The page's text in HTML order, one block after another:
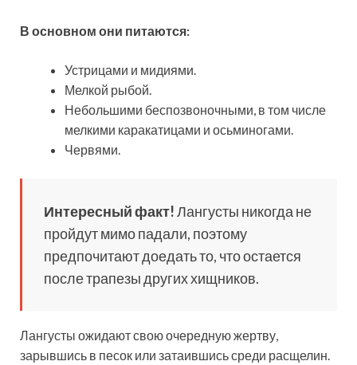
В основном они питаются:
Устрицами и мидиями.
Мелкой рыбой.
Небольшими беспозвоночными, в том числе
мелкими каракатицами и осьминогами.
Червями.
Интересный факт!Лангусты никогда не
пройдут мимо падали, поэтому
предпочитают доедать то, что остается
после трапезы других хищников.
Лангусты ожидают свою очередную жертву,
зарывшись в песок или затаившись среди расщелин.